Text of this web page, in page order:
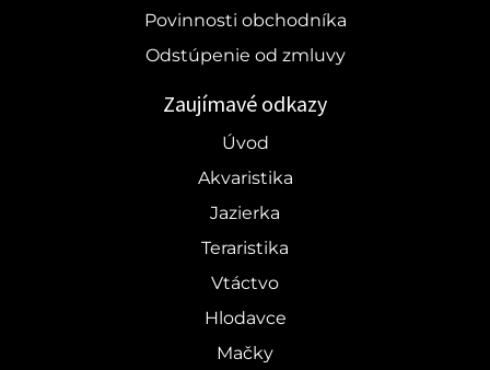
Povinnosti obchodníka
Odstúpenie od zmluvy
Zaujímavé odkazy
Úvod
Akvaristika
Jazierka
Teraristika
Vtáctvo
Hlodavce
Mačky